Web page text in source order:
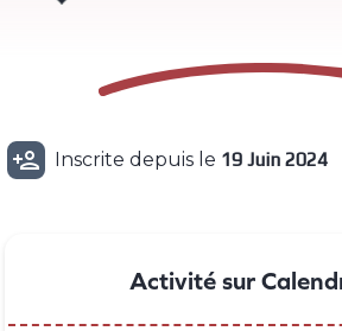
 Inscrite depuis le 19 Juin 2024
Activité sur